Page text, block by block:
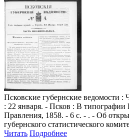
Псковские губернские ведомости :
: 22 января. - Псков : В типографии
Правления, 1858. - 6 с. - . - Об
губернского статистического
Читать Подробнее